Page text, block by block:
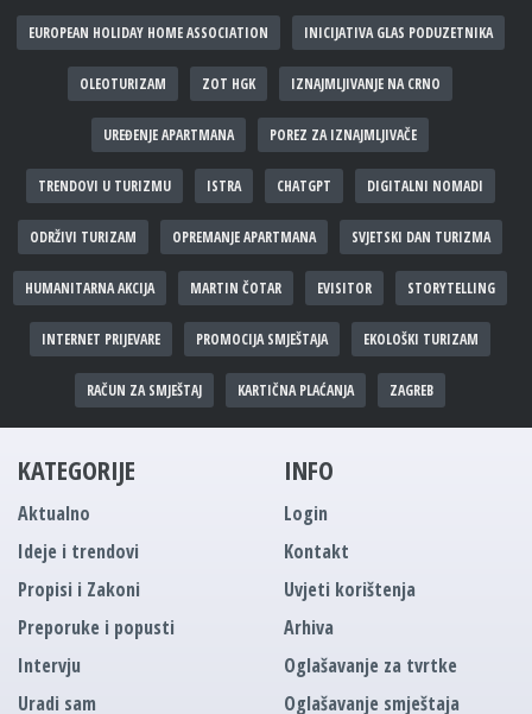
EUROPEAN HOLIDAY HOME ASSOCIATION INICIJATIVA GLAS PODUZETNIKA
OLEOTURIZAM ZOT HGK IZNAJMLJIVANJE NA CRNO
UREĐENJE APARTMANA POREZ ZA IZNAJMLJIVAČE
TRENDOVI U TURIZMU ISTRA CHATGPT DIGITALNI NOMADI
ODRŽIVI TURIZAM OPREMANJE APARTMANA SVJETSKI DAN TURIZMA
HUMANITARNA AKCIJA MARTIN ČOTAR EVISITOR STORYTELLING
INTERNET PRIJEVARE PROMOCIJA SMJEŠTAJA EKOLOŠKI TURIZAM
RAČUN ZA SMJEŠTAJ KARTIČNA PLAĆANJA ZAGREB
KATEGORIJE
Aktualno
Ideje i trendovi
Propisi i Zakoni
Preporuke i popusti
Intervju
Uradi sam
INFO
Login
Kontakt
Uvjeti korištenja
Arhiva
Oglašavanje za tvrtke
Oglašavanje smještaja